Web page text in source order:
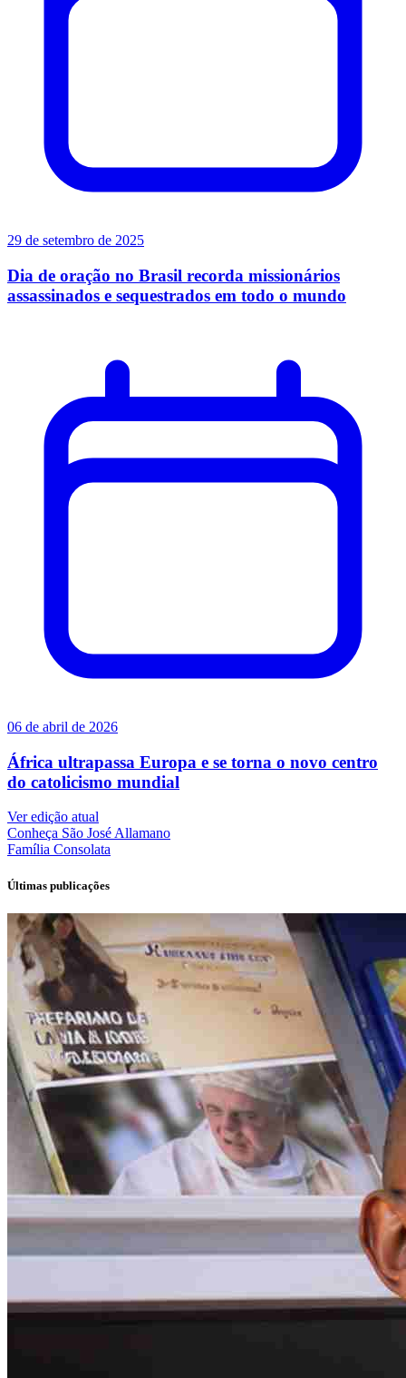
29 de setembro de 2025
Dia de oração no Brasil recorda missionários
assassinados e sequestrados em todo o mundo
06 de abril de 2026
África ultrapassa Europa e se torna o novo centro
do catolicismo mundial
Ver edição atual
Conheça São José Allamano
Família Consolata
Últimas publicações